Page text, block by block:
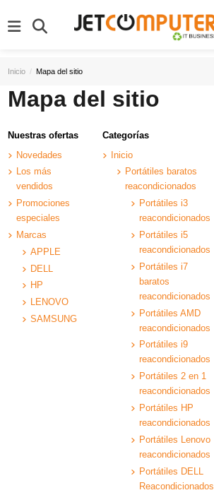
Inicio Mapa del sitio
Mapa del sitio
Nuestras ofertas
Novedades
Los más
vendidos
Promociones
especiales
Marcas
APPLE
DELL
HP
LENOVO
SAMSUNG
Categorías
Inicio
Portátiles baratos
reacondicionados
Portátiles i3
reacondicionados
Portátiles i5
reacondicionados
Portátiles i7
baratos
reacondicionados
Portátiles AMD
reacondicionados
Portátiles i9
reacondicionados
Portátiles 2 en 1
reacondicionados
Portátiles HP
reacondicionados
Portátiles Lenovo
reacondicionados
Portátiles DELL
Reacondicionados